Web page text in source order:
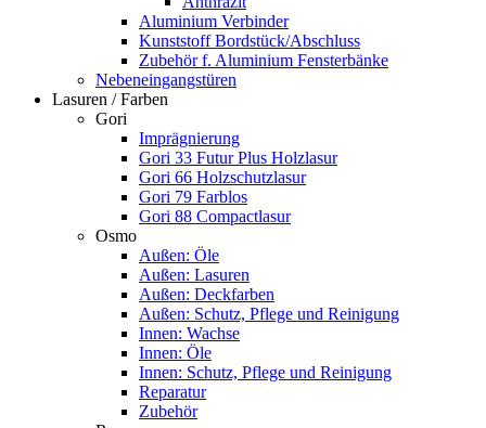
Aluminium Verbinder
Kunststoff Bordstück/Abschluss
Zubehör f. Aluminium Fensterbänke
Nebeneingangstüren
Lasuren / Farben
Gori
Imprägnierung
Gori 33 Futur Plus Holzlasur
Gori 66 Holzschutzlasur
Gori 79 Farblos
Gori 88 Compactlasur
Osmo
Außen: Öle
Außen: Lasuren
Außen: Deckfarben
Außen: Schutz, Pflege und Reinigung
Innen: Wachse
Innen: Öle
Innen: Schutz, Pflege und Reinigung
Reparatur
Zubehör